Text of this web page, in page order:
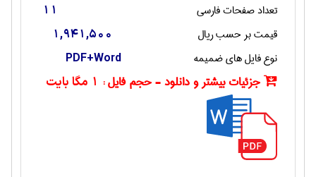
تعداد صفحات فارسی 11
قیمت بر حسب ریال 1,941,500
نوع فایل های ضمیمه PDF+Word
جزئیات بیشتر و دانلود - حجم فایل : 1 مگا بایت